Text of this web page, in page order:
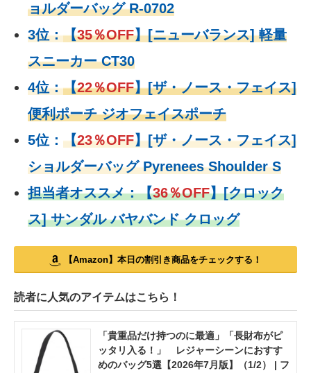
ョルダーバッグ R-0702
3位：【35％OFF】[ニューバランス] 軽量
スニーカー CT30
4位：【22％OFF】[ザ・ノース・フェイス]
便利ポーチ ジオフェイスポーチ
5位： 【23％OFF】[ザ・ノース・フェイス]
ショルダーバッグ Pyrenees Shoulder S
担当者オススメ：【36％OFF】[クロック
ス] サンダル バヤバンド クロッグ
【Amazon】本日の割引き商品をチェックする！
読者に人気のアイテムはこちら！
「貴重品だけ持つのに最適」「長財布がピ
ッタリ入る！」 レジャーシーンにおすす
めのバッグ5選【2026年7月版】（1/2） | フ